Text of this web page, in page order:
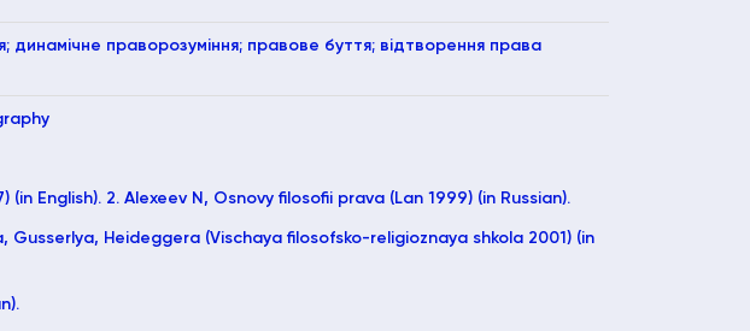
праворозуміння; правове буття; відтворення права
English). 2. Alexeev N, Osnovy filosofii prava (Lan 1999) (in Russian).
Heideggera (Vischaya filosofsko-religioznaya shkola 2001) (in